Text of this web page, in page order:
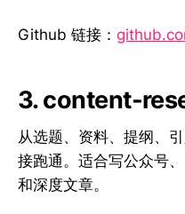
Github 链接：
3. content-
从选题、资料、提纲、
接跑通。适合写公众号
和深度文章。